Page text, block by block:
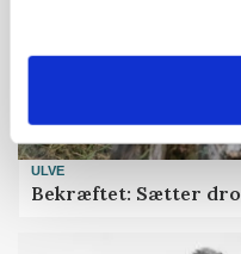
ULVE
Bekræftet: Sætter